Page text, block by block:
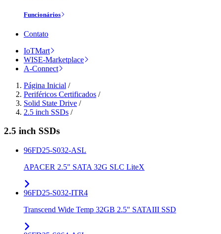
Funcionários
Contato
IoTMart
WISE-Marketplace
A-Connect
Página Inicial /
Periféricos Certificados /
Solid State Drive /
2.5 inch SSDs /
2.5 inch SSDs
96FD25-S032-ASL
APACER 2.5" SATA 32G SLC LiteX
96FD25-S032-ITR4
Transcend Wide Temp 32GB 2.5" SATAIII SSD